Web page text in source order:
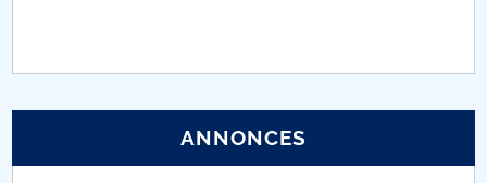
ANNONCES